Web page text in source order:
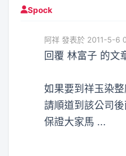
Spock
阿祥 發表於 2011-5-6
回覆 林富子 的文
如果要到祥玉染
請順道到該公司
保證大家馬 ...